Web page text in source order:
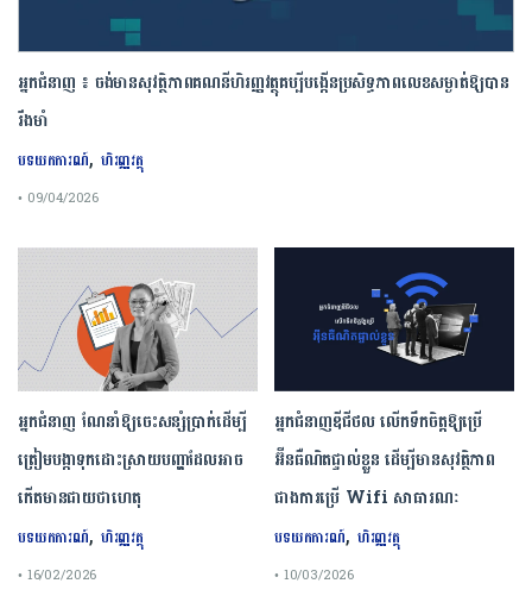
អ្នកជំនាញ ៖ ចង់មានសុវត្ថិភាពគណនីហិរញ្ញវត្ថុគប្បីបង្កើនប្រសិទ្ធភាពលេខសម្ងាត់ឱ្យបាន
រឹងមាំ
បទយកការណ៍, ហិរញ្ញវត្ថុ
• 09/04/2026
អ្នកជំនាញឌីជីថល លើកទឹកចិត្តឱ្យប្រើ
អ៊ីនធឺណិតផ្ទាល់ខ្លួន ដើម្បីមានសុវត្ថិភាព
ជាងការប្រើ Wifi​ សាធារណៈ
បទយកការណ៍, ហិរញ្ញវត្ថុ
• 10/03/2026
អ្នកជំនាញ ណែនាំឱ្យចេះសន្សំប្រាក់ដើម្បី
ត្រៀមបង្កាទុកដោះស្រាយបញ្ហាដែលអាច
កើតមានជាយថាហេតុ
បទយកការណ៍, ហិរញ្ញវត្ថុ
• 16/02/2026